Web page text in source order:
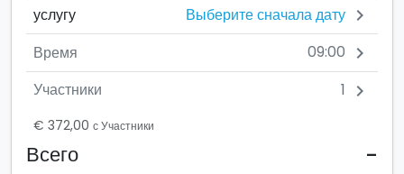
услугу Выберите сначала дату chevron_right
Время 09:00 chevron_right
Участники 1 chevron_right
€ 372,00 с Участники
Всего -